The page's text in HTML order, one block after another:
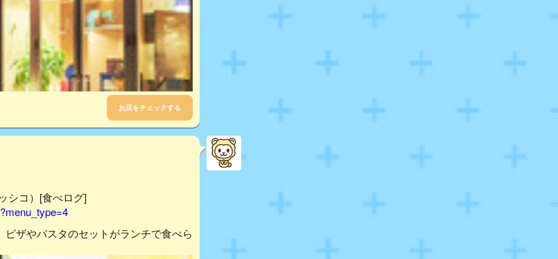
お店をチェックする
シコ）[食べログ]
ザやパスタのセットがランチで食べら